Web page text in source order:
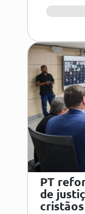
PT
de
cristãos